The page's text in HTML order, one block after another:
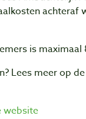
achteraf
is maximaal
Lees meer op
website